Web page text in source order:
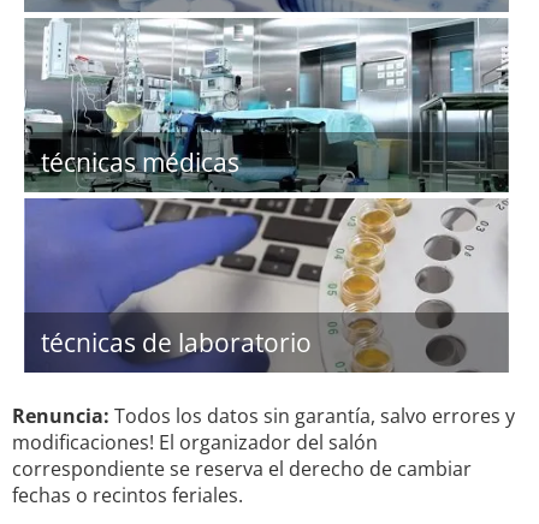
técnicas médicas
técnicas de laboratorio
Renuncia: Todos los datos sin garantía, salvo errores y
modificaciones! El organizador del salón
correspondiente se reserva el derecho de cambiar
fechas o recintos feriales.